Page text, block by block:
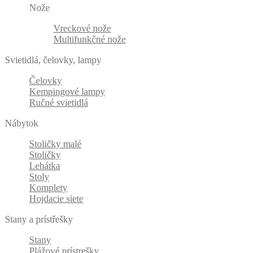
Nože
Vreckové nože
Multifunkčné nože
Svietidlá, čelovky, lampy
Čelovky
Kempingové lampy
Ručné svietidlá
Nábytok
Stoličky malé
Stoličky
Lehátka
Stoly
Komplety
Hojdacie siete
Stany a prístřešky
Stany
Plážové prístrešky